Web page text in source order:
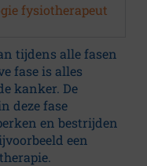
fysiotherapeut
tijdens alle fasen
fase is alles
kanker. De
deze fase
en bestrijden
een